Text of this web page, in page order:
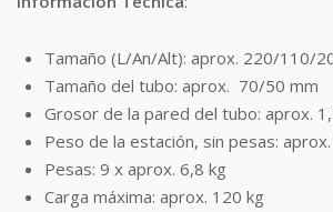
Tamaño (L/An/Alt): aprox. 220/110/
Tamaño del tubo: aprox. 70/50 mm
Grosor de la pared del tubo: aprox.
Peso de la estación, sin pesas:
Pesas: 9 x aprox. 6,8 kg
Carga máxima: aprox. 120 kg